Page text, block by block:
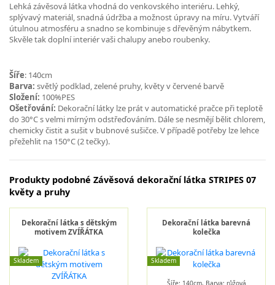
Lehká závěsová látka vhodná do venkovského interiéru. Lehký,
splývavý materiál, snadná údržba a možnost úpravy na míru. Vytváří
útulnou atmosféru a snadno se kombinuje s dřevěným nábytkem.
Skvěle tak doplní interiér vaši chalupy anebo roubenky.
Šíře: 140cm
Barva: světlý podklad, zelené pruhy, květy v červené barvě
Složení: 100%PES
Ošetřování: Dekorační látky lze prát v automatické pračce při teplotě
do 30°C s velmi mírným odstřeďováním. Dále se nesmějí bělit chlorem,
chemicky čistit a sušit v bubnové sušičce. V případě potřeby lze lehce
přežehlit na 150°C (2 tečky).
Produkty podobné Závěsová dekorační látka STRIPES 07
květy a pruhy
Dekorační látka s dětským
motivem ZVÍŘÁTKA
Skladem
Dekorační látka barevná
kolečka
Skladem
Šíře: 140cm, Barva: růžová